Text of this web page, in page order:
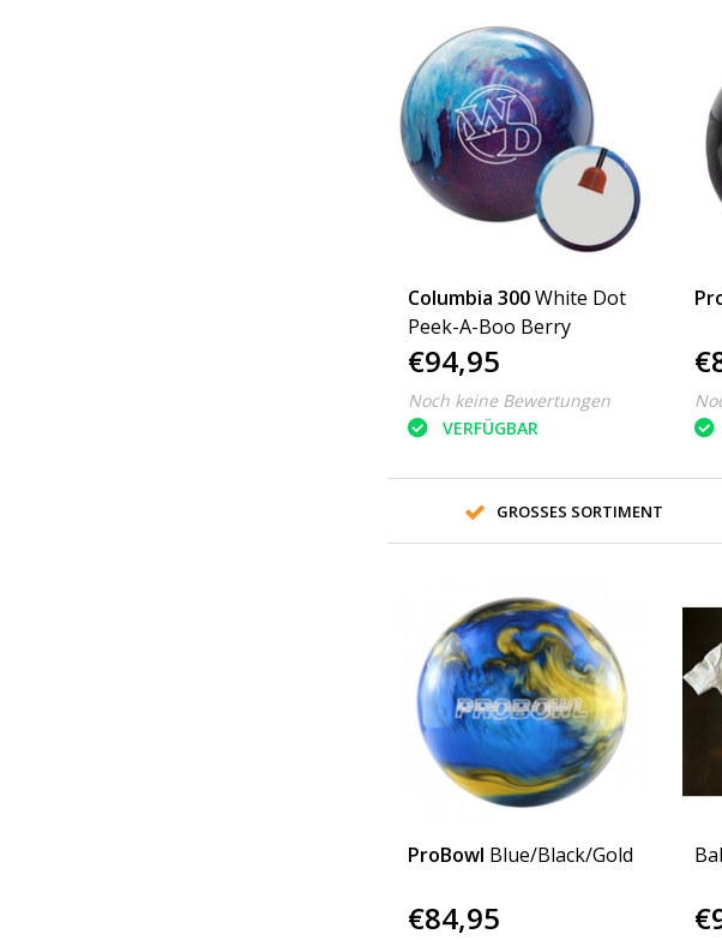
Columbia 300 White Dot
Peek-A-Boo Berry
€94,95
Noch keine Bewertungen
VERFÜGBAR
GROSSES SORTIMENT
ProBowl Blue/Black/Gold
€84,95